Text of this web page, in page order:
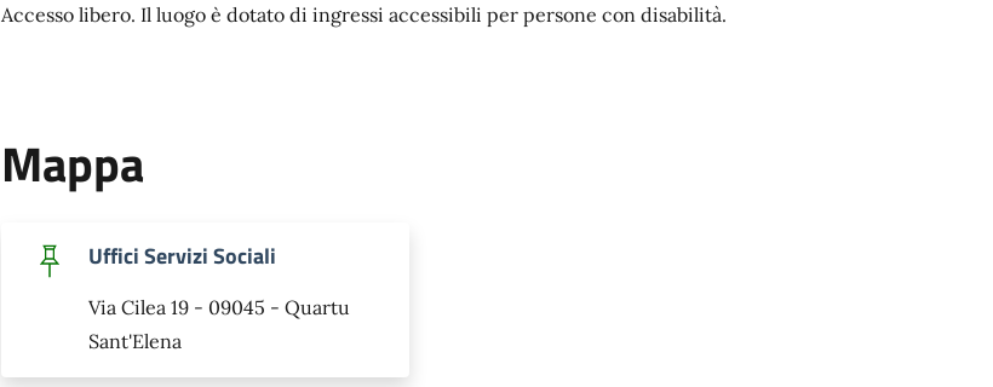
Accesso libero. Il luogo è dotato di ingressi accessibili per persone con disabilità.
Mappa
Uffici Servizi Sociali
Via Cilea 19 - 09045 - Quartu
Sant'Elena